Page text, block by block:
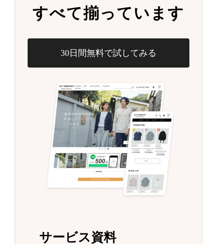
すべて揃っています
30日間無料で試してみる
サービス資料